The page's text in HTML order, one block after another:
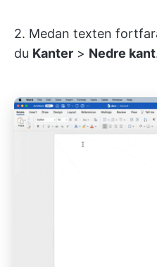
2. Medan texten
du Kanter > Nedre kant